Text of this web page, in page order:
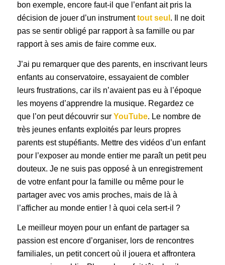
bon exemple, encore faut-il que l’enfant ait pris la
décision de jouer d’un instrumenttout seul . Il ne doit
pas se sentir obligé par rapport à sa famille ou par
rapport à ses amis de faire comme eux.
J’ai pu remarquer que des parents, en inscrivant leurs
enfants au conservatoire, essayaient de combler
leurs frustrations, car ils n’avaient pas eu à l’époque
les moyens d’apprendre la musique. Regardez ce
que l’on peut découvrir sur YouTube. Le nombre de
très jeunes enfants exploités par leurs propres
parents est stupéfiants. Mettre des vidéos d’un enfant
pour l’exposer au monde entier me paraît un petit peu
douteux. Je ne suis pas opposé à un enregistrement
de votre enfant pour la famille ou même pour le
partager avec vos amis proches, mais de là à
l’afficher au monde entier ! à quoi cela sert-il ?
Le meilleur moyen pour un enfant de partager sa
passion est encore d’organiser, lors de rencontres
familiales, un petit concert où il jouera et affrontera